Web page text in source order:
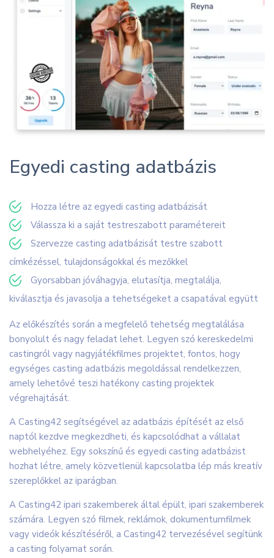
Egyedi casting adatbázis
Hozza létre az egyedi casting adatbázisát
Válassza ki a saját testreszabott paramétereit
Szervezze casting adatbázisát testre szabott
címkézéssel, tulajdonságokkal és mezőkkel
Gyorsabban jóváhagyja, elutasítja, megtalálja,
kiválasztja és javasolja a tehetségeket a csapatával együtt
Az előkészítés során a megfelelő tehetség megtalálása
bonyolult és nagy feladat lehet. Legyen szó kereskedelmi
castingról vagy nagyjátékfilmes projektet, fontos, hogy
egységes casting adatbázis megoldással rendelkezzen,
amely lehetővé teszi hatékony casting projektek
végrehajtását.
A Casting42 segítségével az adatbázis építését az első
naptól kezdve megkezdheti, és kapcsolódhat a vállalat
webhelyéhez. Egy sokszínű és egyedi casting adatbázist
hozhat létre, amely közvetlenül kapcsolatba lép más kreatív
szereplőkkel az iparágban.
A Casting42 ipari szakemberek által épült, ipari szakemberek
számára. Legyen szó filmek, reklámok, dokumentumfilmek
vagy videók készítéséről, a Casting42 tervezésével segítünk
a casting folyamat során.